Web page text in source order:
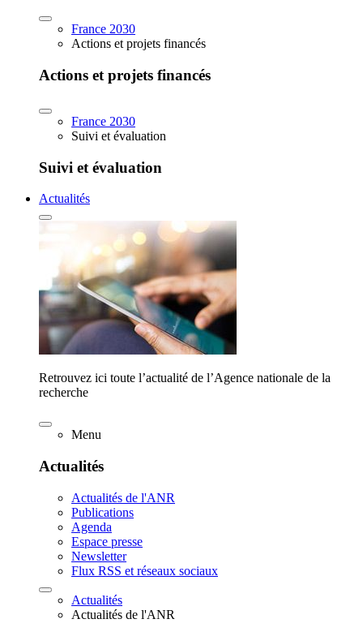
France 2030
Actions et projets financés
Actions et projets financés
France 2030
Suivi et évaluation
Suivi et évaluation
Actualités
Retrouvez ici toute l’actualité de l’Agence nationale de la
recherche
Menu
Actualités
Actualités de l'ANR
Publications
Agenda
Espace presse
Newsletter
Flux RSS et réseaux sociaux
Actualités
Actualités de l'ANR